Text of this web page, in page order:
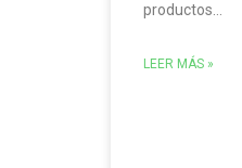
productos…
LEER MÁS »